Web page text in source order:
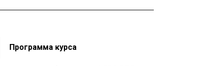
Программа курса